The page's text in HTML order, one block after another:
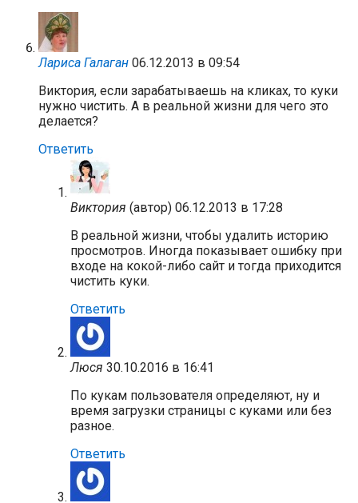
Лариса Галаган 06.12.2013 в 09:54
Виктория, если зарабатываешь на кликах, то куки
нужно чистить. А в реальной жизни для чего это
делается?
Ответить
Виктория (автор) 06.12.2013 в 17:28
В реальной жизни, чтобы удалить историю
просмотров. Иногда показывает ошибку при
входе на кокой-либо сайт и тогда приходится
чистить куки.
Ответить
Люся 30.10.2016 в 16:41
По кукам пользователя определяют, ну и
время загрузки страницы с куками или без
разное.
Ответить